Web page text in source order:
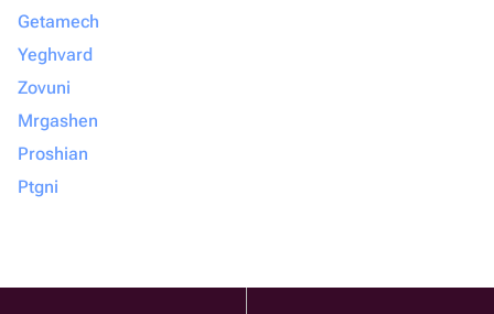
Getamech
Yeghvard
Zovuni
Mrgashen
Proshian
Ptgni